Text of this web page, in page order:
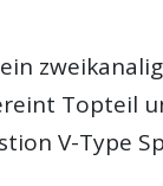
Topteil
V-Type